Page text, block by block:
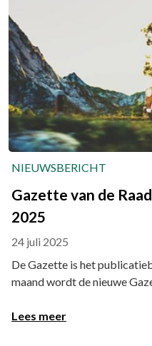
NIEUWSBERICHT
Gazette van de
2025
24 juli 2025
De Gazette is het
maand wordt de nieuwe
Lees meer